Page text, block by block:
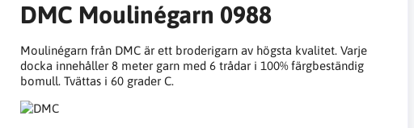
DMC Moulinégarn 0988
Moulinégarn från DMC är ett broderigarn av högsta kvalitet. Varje
docka innehåller 8 meter garn med 6 trådar i 100% färgbeständig
bomull. Tvättas i 60 grader C.